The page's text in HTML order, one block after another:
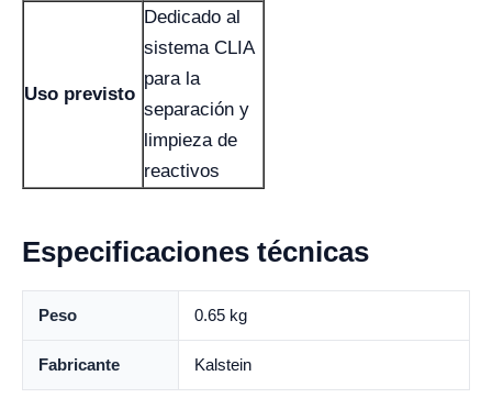
Uso previsto
Dedicado al
sistema CLIA
para la
separación y
limpieza de
reactivos
Especificaciones técnicas
Peso 0.65 kg
Fabricante Kalstein